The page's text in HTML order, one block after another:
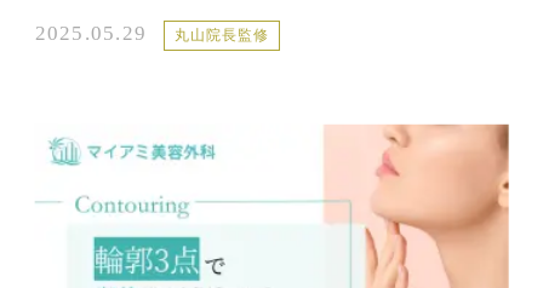
2025.05.29 丸山院長監修